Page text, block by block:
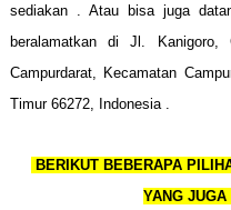
sediakan . Atau bisa juga
beralamatkan di Jl.
Campurdarat, Kecamatan
Timur 66272, Indonesia .
BERIKUT BEBERAPA
YANG JUGA